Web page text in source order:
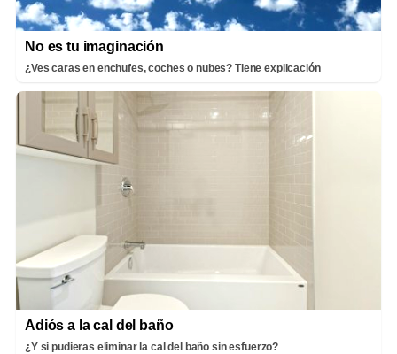
No es tu imaginación
¿Ves caras en enchufes, coches o nubes? Tiene explicación
Adiós a la cal del baño
¿Y si pudieras eliminar la cal del baño sin esfuerzo?